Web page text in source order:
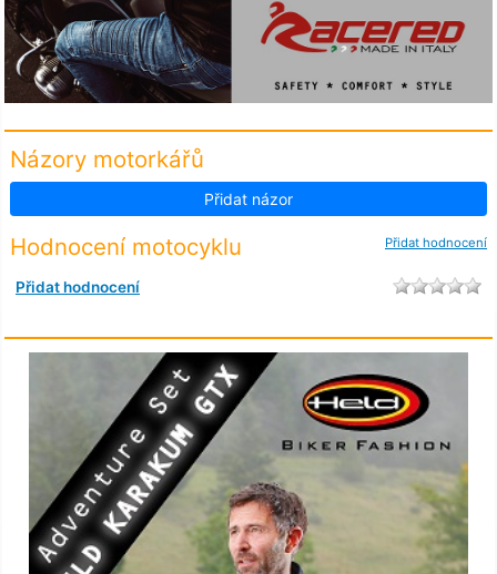
Názory motorkářů
Přidat názor
Přidat hodnocení
Hodnocení motocyklu
Přidat hodnocení